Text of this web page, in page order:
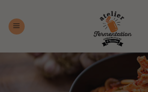
contenu